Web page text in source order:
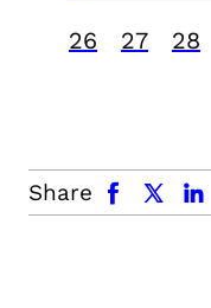
26 27 28
Share
facebook x.com linkedin